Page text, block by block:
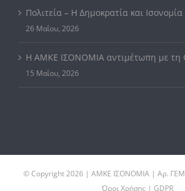
Πολιτεία – Η Δημοκρατία και
26 Μαΐου, 2026
Η ΑΜΚΕ ΙΣΟΝΟΜΙΑ αντιμέτωπη με τη
15 Μαΐου, 2026
© Copyright2026 | ΑΜΚΕ ΙΣΟΝΟΜΙΑ | Αρ.
Όροι Χρήσης | GDPR